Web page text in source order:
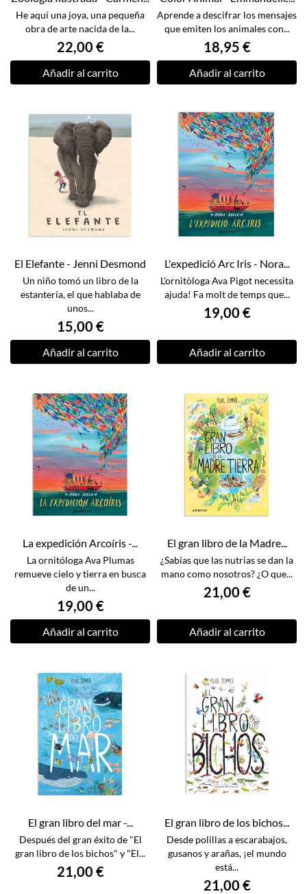
He aquí una joya, una pequeña
obra de arte nacida de la...
22,00 €
Añadir al carrito
Aprende a descifrar los mensajes
que emiten los animales con...
18,95 €
Añadir al carrito
El Elefante - Jenni Desmond
Un niño tomó un libro de la
estantería, el que hablaba de
unos...
15,00 €
Añadir al carrito
L'expedició Arc Iris - Nora...
L'ornitòloga Ava Pigot necessita
ajuda! Fa molt de temps que...
19,00 €
Añadir al carrito
La expedición Arcoíris -...
La ornitóloga Ava Plumas
remueve cielo y tierra en busca
de un...
19,00 €
Añadir al carrito
El gran libro de la Madre...
¿Sabías que las nutrias se dan la
mano como nosotros? ¿O que...
21,00 €
Añadir al carrito
El gran libro del mar -...
Después del gran éxito de "El
gran libro de los bichos" y "El...
21,00 €
El gran libro de los bichos...
Desde polillas a escarabajos,
gusanos y arañas, ¡el mundo
está...
21,00 €